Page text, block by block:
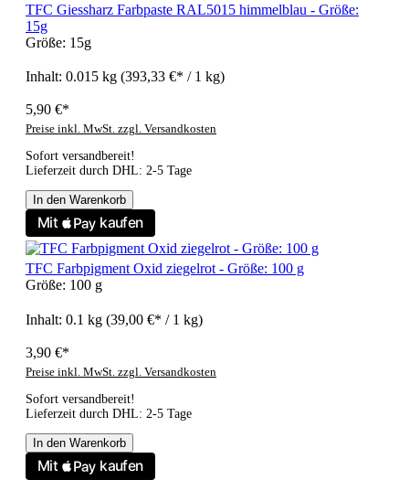
TFC Giessharz Farbpaste RAL5015 himmelblau - Größe:
15g
Größe: 15g
Inhalt: 0.015 kg (393,33 €* / 1 kg)
5,90 €*
Preise inkl. MwSt. zzgl. Versandkosten
Sofort versandbereit!
Lieferzeit durch DHL: 2-5 Tage
In den Warenkorb
TFC Farbpigment Oxid ziegelrot - Größe: 100 g
Größe: 100 g
Inhalt: 0.1 kg (39,00 €* / 1 kg)
3,90 €*
Preise inkl. MwSt. zzgl. Versandkosten
Sofort versandbereit!
Lieferzeit durch DHL: 2-5 Tage
In den Warenkorb